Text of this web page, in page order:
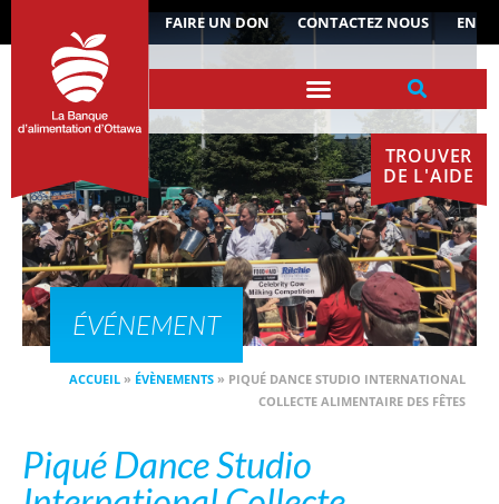
FAIRE UN DON CONTACTEZ NOUS EN
TROUVER
DE L'AIDE
ÉVÉNEMENT
ACCUEIL » ÉVÈNEMENTS » PIQUÉ DANCE STUDIO INTERNATIONAL
COLLECTE ALIMENTAIRE DES FÊTES
Piqué Dance Studio